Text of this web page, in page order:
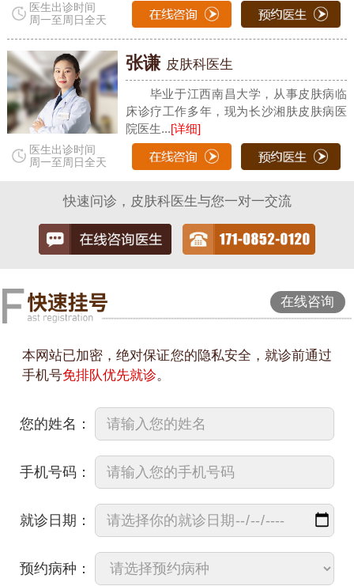
医生出诊时间
周一至周日全天
医生出诊时间
周一至周日全天
张谦 皮肤科医生
毕业于江西南昌大学，从事皮肤病临
床诊疗工作多年，现为长沙湘肤皮肤病医
院医生...[详细]
快速问诊，皮肤科医生与您一对一交流
在线咨询
本网站已加密，绝对保证您的隐私安全，就诊前通过
手机号免排队优先就诊。
您的姓名：
手机号码：
就诊日期：
预约病种：